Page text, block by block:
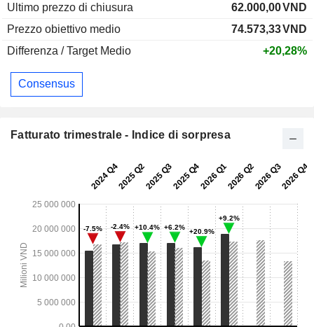
Ultimo prezzo di chiusura
62.000,00VND
Prezzo obiettivo medio
74.573,33VND
Differenza / Target Medio
+20,28%
Consensus
Fatturato trimestrale - Indice di sorpresa